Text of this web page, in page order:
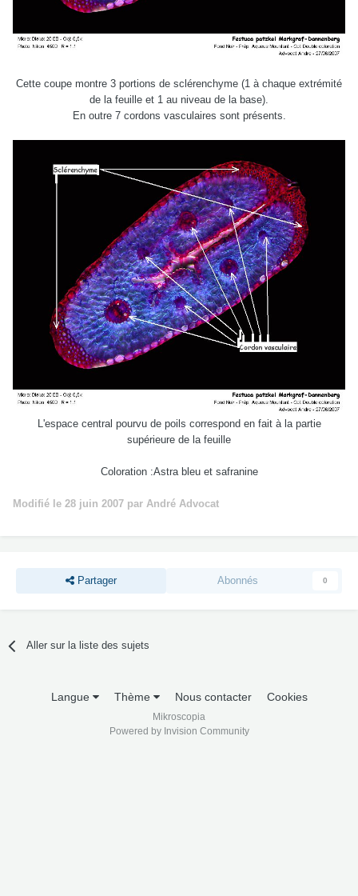
Cette coupe montre 3 portions de sclérenchyme (1 à chaque extrémité
de la feuille et 1 au niveau de la base).
En outre 7 cordons vasculaires sont présents.
L'espace central pourvu de poils correspond en fait à la partie
supérieure de la feuille
Coloration :Astra bleu et safranine
Modifié le 28 juin 2007 par André Advocat
Partager Abonnés 0
Aller sur la liste des sujets
Langue Thème Nous contacter Cookies
Mikroscopia
Powered by Invision Community